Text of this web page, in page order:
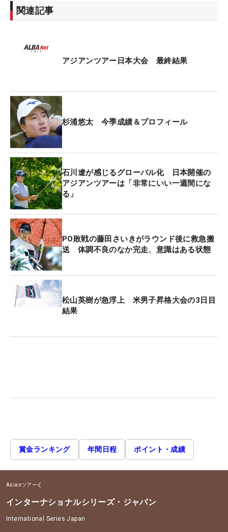
関連記事
アジアンツアー日本大会 最終結果
杉浦悠太 今季成績＆プロフィール
石川遼が感じるグローバル化 日本開催の
アジアンツアーは「非常にいい一週間にな
る」
PO敗戦の藤田さいきがラウンド後に救急搬
送 体調不良のなか完走、意識はある状態
松山英樹が急浮上 米男子昇格大会の3日目
結果
賞金ランキング 年間日程 ポイント・成績
Asianツアー
インターナショナルシリーズ・ジャパン
International Series Japan